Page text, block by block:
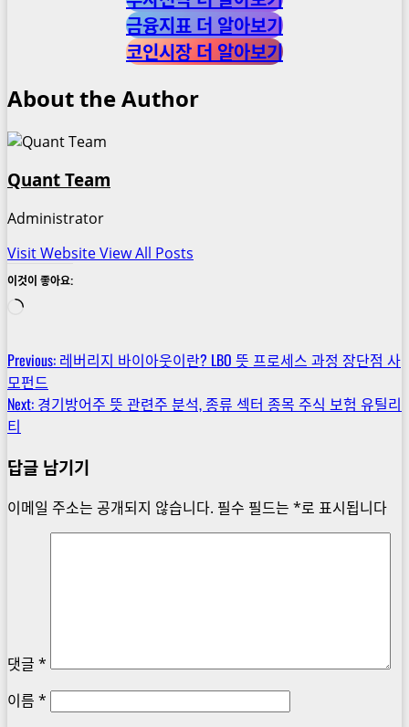
금융지표 더 알아보기
코인시장 더 알아보기
About the Author
Quant Team
Administrator
Visit WebsiteView All Posts
이것이 좋아요:
로
중...
Post
navigation
Previous: 레버리지 바이아웃이란? LBO 뜻 프로세스 과정 장단점 사
모펀드
Next: 경기방어주 뜻 관련주 분석, 종류 섹터 종목 주식 보험 유틸리
티
답글 남기기
이메일 주소는 공개되지 않습니다. 필수 필드는 *로 표시됩니다
댓글 *
이름 *